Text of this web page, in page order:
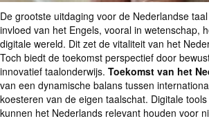
De grootste uitdaging voor de Nederlandse
invloed van het Engels, vooral in wetenschap,
digitale wereld. Dit zet de vitaliteit van het
Toch biedt de toekomst perspectief door
innovatief taalonderwijs. Toekomst van het
van een dynamische balans tussen
koesteren van de eigen taalschat. Digitale
kunnen het Nederlands relevant houden voor